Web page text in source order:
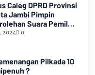
Caleg DPRD Provinsi
Jambi Pimpin
Suara Pemilu
2024 0
Pilkada 10
?